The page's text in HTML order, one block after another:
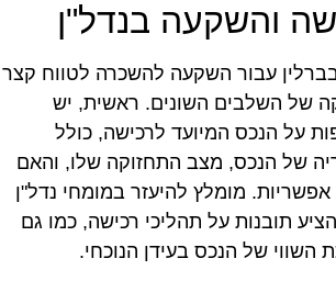
והשקעה בנדל"ן
עבור השקעה להשכרה לטווח קצר
של השלבים השונים. ראשית, יש
על הנכס המיועד לרכישה, כולל
של הנכס, מצב התחזוקה שלו, והאם
אפשריות. מומלץ להיעזר במומחי נדל"ן
תובנות על תהליכי רכישה, כמו גם
של הנכס בעידן הנוכחי.